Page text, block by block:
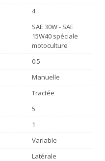
4
SAE 30W - SAE
15W40 spéciale
motoculture
0.5
Manuelle
Tractée
5
1
Variable
Latérale